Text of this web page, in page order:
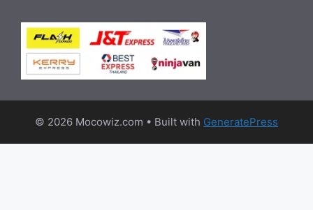
© 2026 Mocowiz.com • Built with GeneratePress